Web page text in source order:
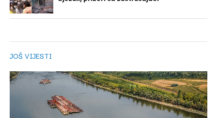
JOŠ VIJESTI